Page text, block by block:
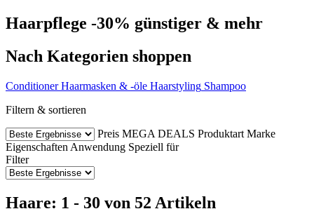
Haarpflege -30% günstiger & mehr
Nach Kategorien shoppen
Conditioner Haarmasken & -öle Haarstyling Shampoo
Filtern & sortieren
Preis MEGA DEALS Produktart Marke
Eigenschaften Anwendung Speziell für
Filter
Haare: 1 - 30 von 52 Artikeln